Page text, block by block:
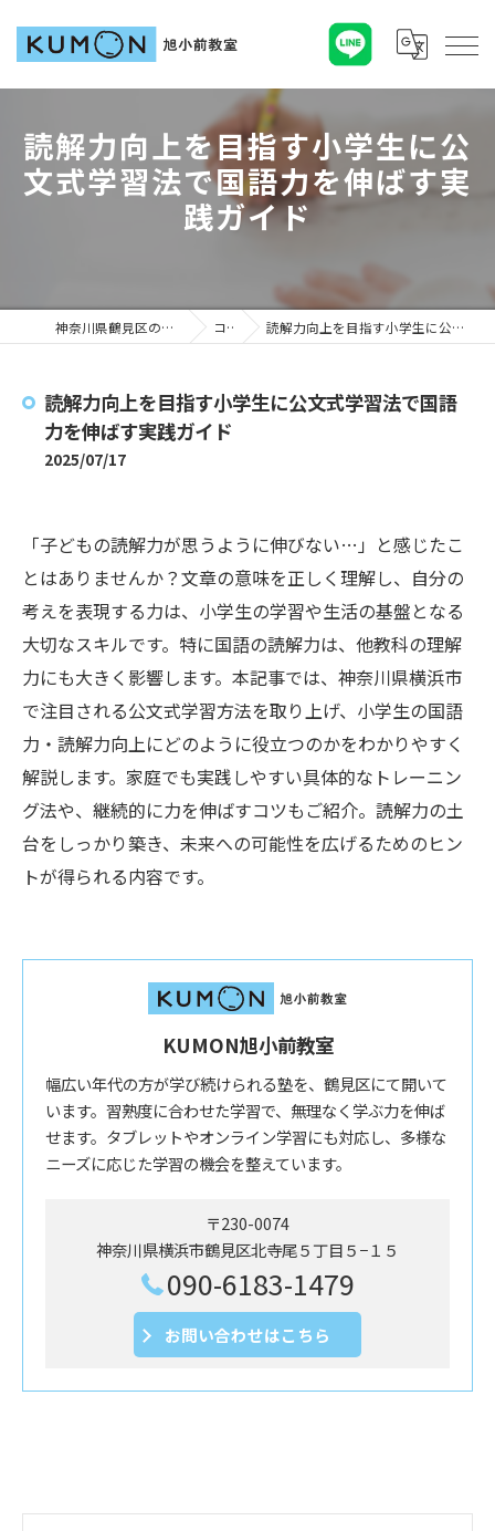
読解力向上を目指す小学生に公
文式学習法で国語力を伸ばす実
践ガイド
神奈川県鶴見区の塾ならKUMON旭小前教室 コラム 読解力向上を目指す小学生に公文式学習法で国語力を伸ばす実践ガイド
読解力向上を目指す小学生に公文式学習法で国語
力を伸ばす実践ガイド
2025/07/17
「子どもの読解力が思うように伸びない…」と感じたこ
とはありませんか？文章の意味を正しく理解し、自分の
考えを表現する力は、小学生の学習や生活の基盤となる
大切なスキルです。特に国語の読解力は、他教科の理解
力にも大きく影響します。本記事では、神奈川県横浜市
で注目される公文式学習方法を取り上げ、小学生の国語
力・読解力向上にどのように役立つのかをわかりやすく
解説します。家庭でも実践しやすい具体的なトレーニン
グ法や、継続的に力を伸ばすコツもご紹介。読解力の土
台をしっかり築き、未来への可能性を広げるためのヒン
トが得られる内容です。
KUMON旭小前教室
幅広い年代の方が学び続けられる塾を、鶴見区にて開いて
います。習熟度に合わせた学習で、無理なく学ぶ力を伸ば
せます。タブレットやオンライン学習にも対応し、多様な
ニーズに応じた学習の機会を整えています。
〒230-0074
神奈川県横浜市鶴見区北寺尾５丁目５−１５
090-6183-1479
お問い合わせはこちら